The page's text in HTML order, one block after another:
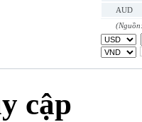
AUD
HKD
SGD
THB
cập